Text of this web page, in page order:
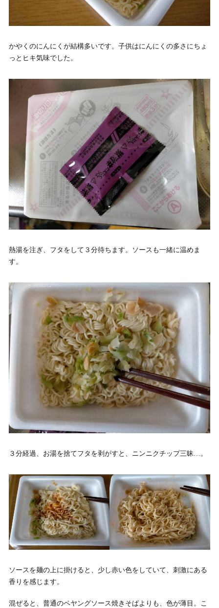
かやくのにんにくが結構多いです。子供はにんにくの多さにちょ
っとヒキ気味でした。
熱湯を注ぎ、フタをして３分待ちます。ソースも一緒に温めま
す。
３分経過、お湯を捨てフタを剥がすと、ニンニクチップ三昧…。
ソースを麺の上に掛けると、少し赤い色をしていて、刺激にある
香りを感じます。
混ぜると、普通のペヤングソース焼きそばよりも、色が薄目。こ